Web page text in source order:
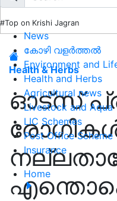
#Top on Krishi Jagran
News
കോഴി വളർത്തൽ
Environment and
Health and Herbs
Agricultural news
Livestock and Aqua
LIC Schemes
Post Office Scheme
Insurance
Home
Health & Herbs
ഓട്സ്